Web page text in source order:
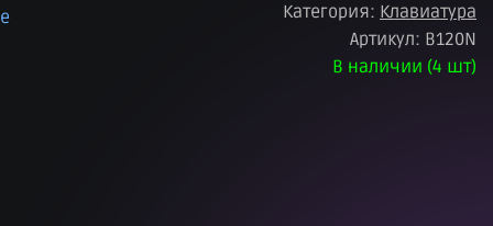
В наличии (4 шт)
Артикул: B120N
Категория: Клавиатура